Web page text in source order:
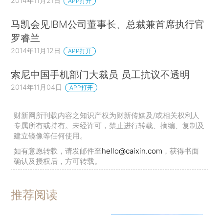
马凯会见IBM公司董事长、总裁兼首席执行官
罗睿兰
2014年11月12日 APP打开
索尼中国手机部门大裁员 员工抗议不透明
2014年11月04日 APP打开
财新网所刊载内容之知识产权为财新传媒及/或相关权利人
专属所有或持有。未经许可，禁止进行转载、摘编、复制及
建立镜像等任何使用。
如有意愿转载，请发邮件至hello@caixin.com ，获得书面
确认及授权后，方可转载。
推荐阅读